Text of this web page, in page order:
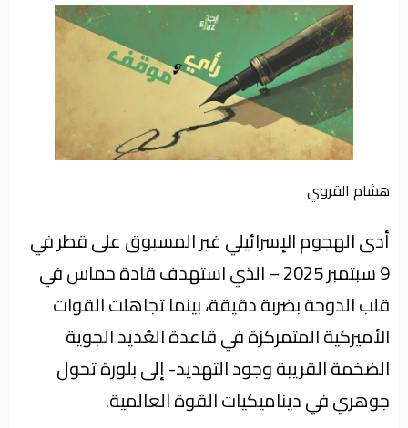
هشام القروي
أدى الهجوم الإسرائيلي غير المسبوق على قطر في
9 سبتمبر 2025 – الذي استهدف قادة حماس في
قلب الدوحة بضربة دقيقة، بينما تجاهلت القوات
الأميركية المتمركزة في قاعدة العُديد الجوية
الضخمة القريبة وجود التهديد- إلى بلورة تحول
جوهري في ديناميكيات القوة العالمية.